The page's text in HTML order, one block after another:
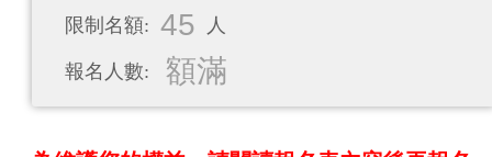
限制名額: 45 人
報名人數: 額滿